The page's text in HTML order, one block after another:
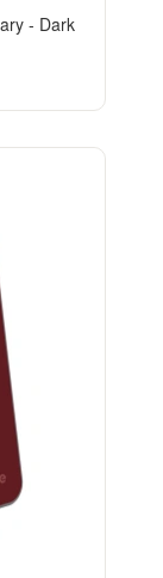
- Dark